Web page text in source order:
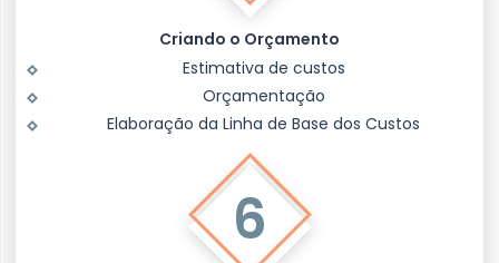
Criando o Orçamento
Estimativa de custos
Orçamentação
Elaboração da Linha de Base dos Custos
6